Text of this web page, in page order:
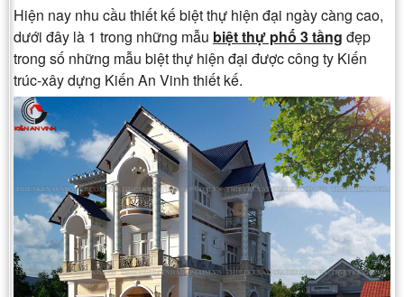
Hiện nay nhu cầu thiết kế biệt thự hiện đại ngày càng cao,
dưới đây là 1 trong những mẫu biệt thự phố 3 tầng đẹp
trong số những mẫu biệt thự hiện đại được công ty Kiến
trúc-xây dựng Kiến An Vinh thiết kế.